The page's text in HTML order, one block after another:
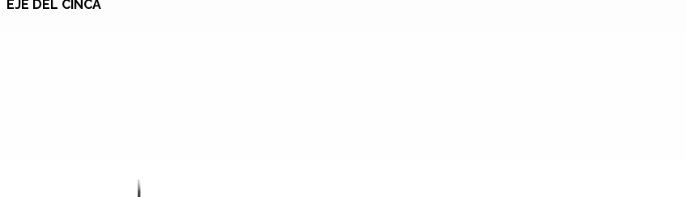
EJE DEL CINCA